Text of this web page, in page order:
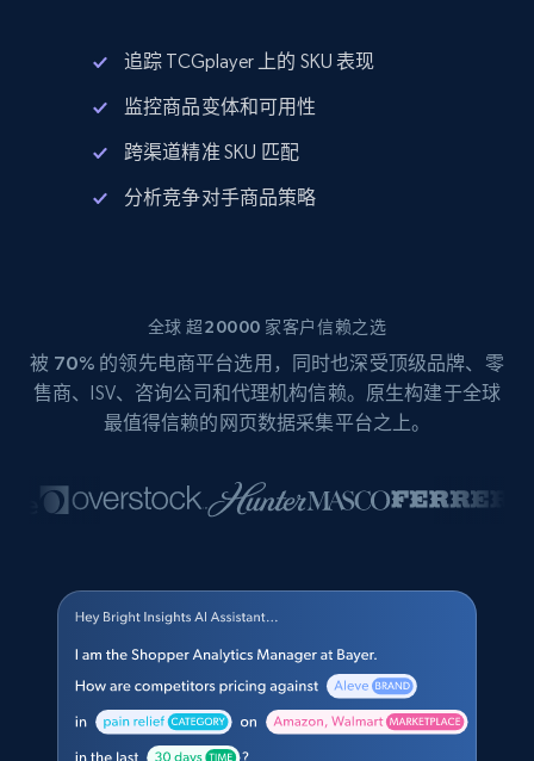
追踪 TCGplayer 上的 SKU 表现
监控商品变体和可用性
跨渠道精准 SKU 匹配
分析竞争对手商品策略
全球 超20000 家客户信赖之选
被 70% 的领先电商平台选用，同时也深受顶级品牌、零
售商、ISV、咨询公司和代理机构信赖。原生构建于全球
最值得信赖的网页数据采集平台之上。